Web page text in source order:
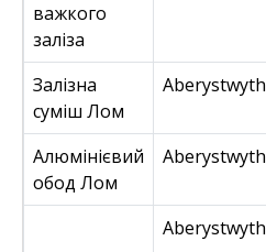
важкого
заліза
Залізна
суміш Лом
Aberystwyth
Алюмінієвий
обод Лом
Aberystwyth
Aberystwyth